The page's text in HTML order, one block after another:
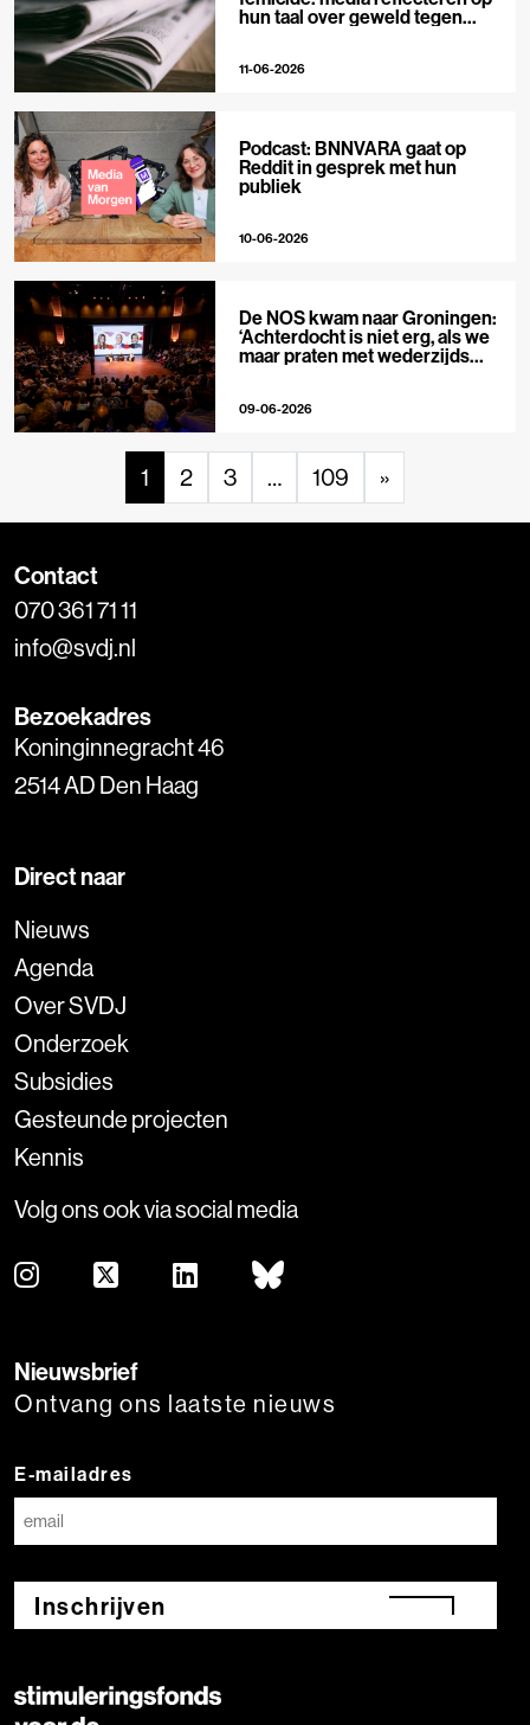
hun taal over geweld tegen
11-06-2026
Podcast: BNNVARA gaat op
Reddit in gesprek met hun
publiek
10-06-2026
De NOS kwam naar Groningen:
‘Achterdocht is niet erg, als we
maar praten met wederzijds
09-06-2026
1 2 3 … 109 »
Contact
070 361 71 11
info@svdj.nl
Bezoekadres
Koninginnegracht 46
2514 AD Den Haag
Direct naar
Nieuws
Agenda
Over SVDJ
Onderzoek
Subsidies
Gesteunde projecten
Kennis
Volg ons ook via social media
Nieuwsbrief
Ontvang ons laatste nieuws
E-mailadres
Inschrijven